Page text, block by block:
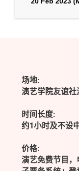
场地:
演艺学院友谊社
时间长度:
约1小时及不设
价格:
演艺免费节目